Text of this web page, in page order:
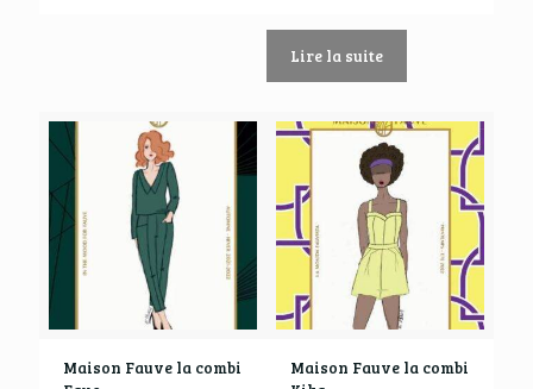
Lire la suite
Maison Fauve la combi
Maison Fauve la combi